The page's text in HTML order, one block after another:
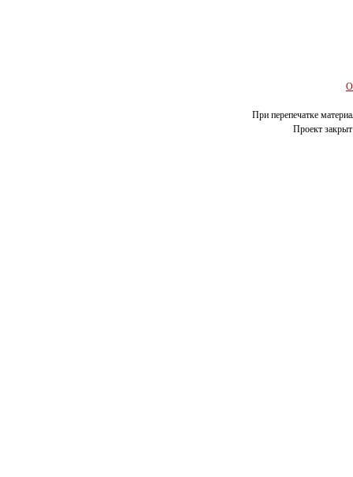
О
При перепечатке
Проект закрыт